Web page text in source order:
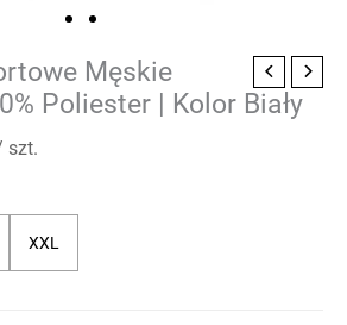
Męskie
Poliester | Kolor Biały
szt.
XXL